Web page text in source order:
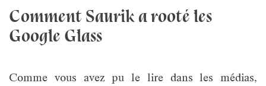
Comment Saurik a rooté les
Google Glass
Comme vous avez pu le lire dans les médias,